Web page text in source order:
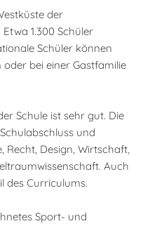
der
1.300 Schüler
Schüler können
bei einer Gastfamilie
Schule ist sehr gut. Die
und
Recht, Design, Wirtschaft,
Auch
des Curriculums.
Sport- und